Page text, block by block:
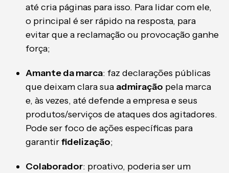
até cria páginas para isso. Para lidar com ele,
o principal é ser rápido na resposta, para
evitar que a reclamação ou provocação ganhe
força;
Amante da marca: faz declarações públicas
que deixam clara sua admiração pela marca
e, às vezes, até defende a empresa e seus
produtos/serviços de ataques dos agitadores.
Pode ser foco de ações específicas para
garantirfidelização;
Colaborador: proativo, poderia ser um